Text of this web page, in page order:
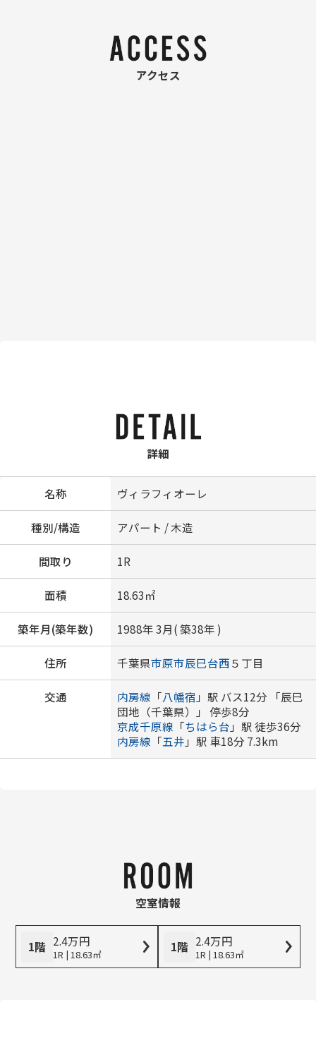
アクセス
詳細
名称 ヴィラフィオーレ
種別/構造 アパート / 木造
間取り 1R
面積 18.63㎡
築年月(築年数) 1988年 3月( 築38年 )
住所 千葉県市原市辰巳台西５丁目
交通 内房線 「八幡宿 」駅 バス12分 「辰巳
団地（千葉県）」 停歩8分
京成千原線 「ちはら台 」駅 徒歩36分
内房線 「五井 」駅 車18分 7.3km
空室情報
1階 2.4万円
1R | 18.63㎡ 1階 2.4万円
1R | 18.63㎡